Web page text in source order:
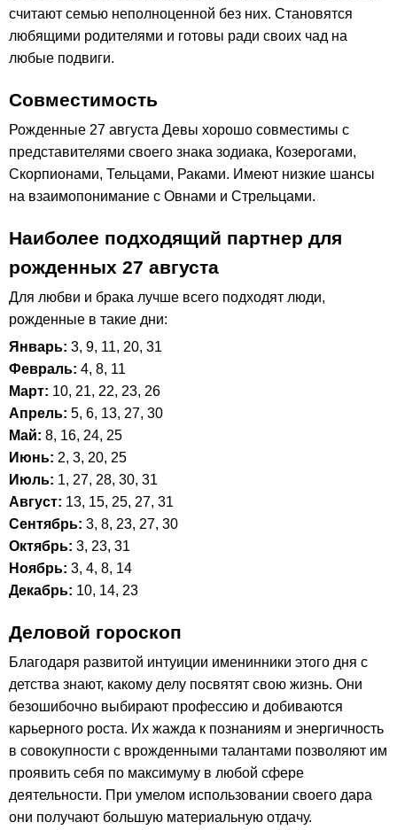
считают семью неполноценной без них. Становятся
любящими родителями и готовы ради своих чад на
любые подвиги.
Совместимость
Рожденные 27 августа Девы хорошо совместимы с
представителями своего знака зодиака, Козерогами,
Скорпионами, Тельцами, Раками. Имеют низкие шансы
на взаимопонимание с Овнами и Стрельцами.
Наиболее подходящий партнер для
рожденных 27 августа
Для любви и брака лучше всего подходят люди,
рожденные в такие дни:
Январь: 3, 9, 11, 20, 31
Февраль: 4, 8, 11
Март: 10, 21, 22, 23, 26
Апрель: 5, 6, 13, 27, 30
Май: 8, 16, 24, 25
Июнь: 2, 3, 20, 25
Июль: 1, 27, 28, 30, 31
Август: 13, 15, 25, 27, 31
Сентябрь: 3, 8, 23, 27, 30
Октябрь: 3, 23, 31
Ноябрь: 3, 4, 8, 14
Декабрь: 10, 14, 23
Деловой гороскоп
Благодаря развитой интуиции именинники этого дня с
детства знают, какому делу посвятят свою жизнь. Они
безошибочно выбирают профессию и добиваются
карьерного роста. Их жажда к познаниям и энергичность
в совокупности с врожденными талантами позволяют им
проявить себя по максимуму в любой сфере
деятельности. При умелом использовании своего дара
они получают большую материальную отдачу.